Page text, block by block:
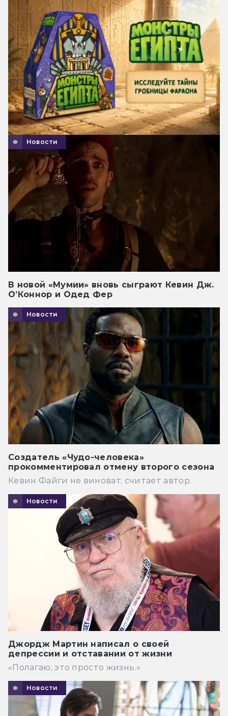
Новости
В новой «Мумии» вновь сыграют Кевин Дж.
О’Коннор и Одед Фер
Новости
Создатель «Чудо-человека»
прокомментировал отмену второго сезона
Кевин Файги не виноват, считает автор.
Новости
Джордж Мартин написал о своей
депрессии и отставании от жизни
«Полагаю, это просто жизнь.»
Новости